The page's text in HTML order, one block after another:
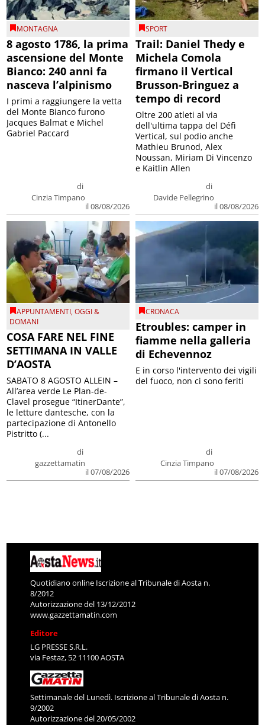
MONTAGNA
8 agosto 1786, la prima
ascensione del Monte
Bianco: 240 anni fa
nasceva l’alpinismo
di
Cinzia Timpano
il 08/08/2026
I primi a raggiungere la vetta
del Monte Bianco furono
Jacques Balmat e Michel
Gabriel Paccard
SPORT
Trail: Daniel Thedy e
Michela Comola
firmano il Vertical
Brusson-Bringuez a
tempo di record
di
Davide Pellegrino
il 08/08/2026
Oltre 200 atleti al via
dell'ultima tappa del Défì
Vertical, sul podio anche
Mathieu Brunod, Alex
Noussan, Miriam Di Vincenzo
e Kaitlin Allen
APPUNTAMENTI,OGGI &
DOMANI
COSA FARE NEL FINE
SETTIMANA IN VALLE
D’AOSTA
di
gazzettamatin
il 07/08/2026
SABATO 8 AGOSTO ALLEIN –
All’area verde Le Plan-de-
Clavel prosegue “ItinerDante”,
le letture dantesche, con la
partecipazione di Antonello
Pistritto (...
CRONACA
Etroubles: camper in
fiamme nella galleria
di Echevennoz
di
Cinzia Timpano
il 07/08/2026
E in corso l'intervento dei vigili
del fuoco, non ci sono feriti
Quotidiano online Iscrizione al Tribunale di Aosta n.
8/2012
Autorizzazione del 13/12/2012
www.gazzettamatin.com
Editore
LG PRESSE S.R.L.
via Festaz, 52 11100 AOSTA
Settimanale del Lunedì. Iscrizione al Tribunale di Aosta n.
9/2002
Autorizzazione del 20/05/2002